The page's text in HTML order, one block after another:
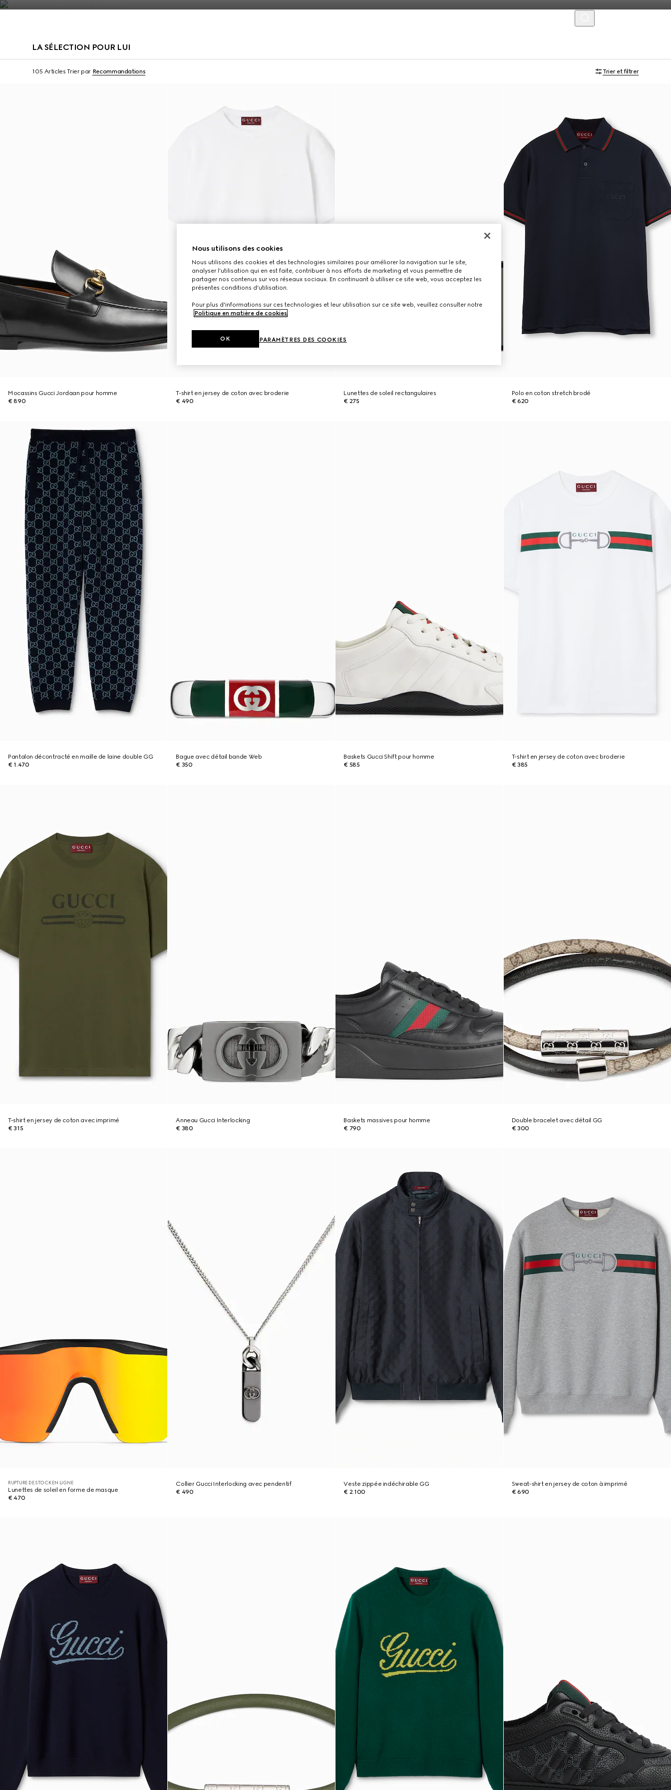
LA SÉLECTION POUR LUI
105 Articles Trier par Recommandations Trier et filtrer
Virtual Try-On
Mocassins Gucci Jordaan pour homme
€ 890
T-shirt en jersey de coton avec broderie
€ 490
Lunettes de soleil rectangulaires
€ 275
Polo en coton stretch brodé
€ 620
Pantalon décontracté en maille de laine double GG
€ 1.470
Bague avec détail bande Web
€ 350
Baskets Gucci Shift pour homme
€ 585
T-shirt en jersey de coton avec broderie
€ 385
T-shirt en jersey de coton avec imprimé
€ 315
Anneau Gucci Interlocking
€ 380
Baskets massives pour homme
€ 790
Double bracelet avec détail GG
€ 300
RUPTURE DE STOCK EN LIGNE
Lunettes de soleil en forme de masque
€ 470
Collier Gucci Interlocking avec pendentif
€ 490
Veste zippée indéchirable GG
€ 2.100
Sweat-shirt en jersey de coton à imprimé
€ 690
Nous utilisons des cookies
Nous utilisons des cookies et des technologies similaires pour améliorer la navigation sur le site,
analyser l'utilisation qui en est faite, contribuer à nos efforts de marketing et vous permettre de
partager nos contenus sur vos réseaux sociaux. En continuant à utiliser ce site web, vous acceptez les
présentes conditions d'utilisation.
Pour plus d'informations sur ces technologies et leur utilisation sur ce site web, veuillez consulter notre
Politique en matière de cookies.
PARAMÈTRES DES COOKIES
OK